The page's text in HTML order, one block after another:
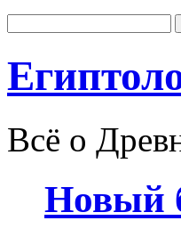
Всё о
Новый